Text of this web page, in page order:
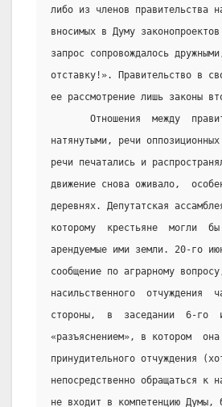
либо из членов правительства
вносимых в Думу
запрос сопровождалось
отставку!». Правительство в
ее рассмотрение лишь законы
Отношения  между
натянутыми, речи
речи печатались и
движение снова оживало,
деревнях. Депутатская
которому  крестьяне  могли
арендуемые ими земли. 20-го
сообщение по аграрному
насильственного  отчуждения
стороны,  в  заседании  6-го
«разъяснением», в котором
принудительного отчуждения
непосредственно обращаться
не входит в компетенцию